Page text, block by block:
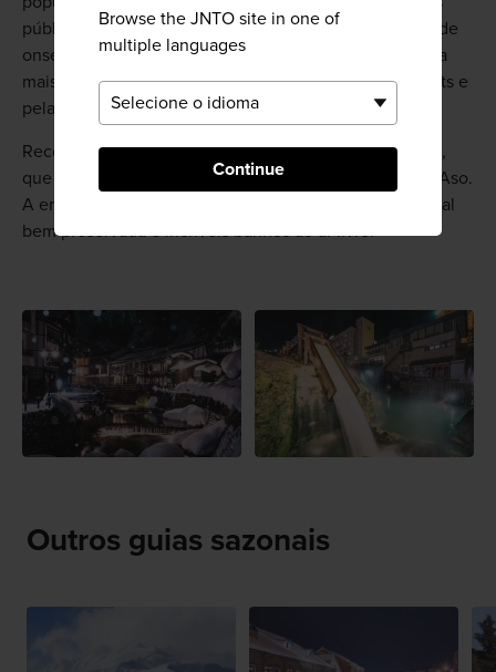
Browse the JNTO site in one of
multiple languages
Continue
públicos. Considerada uma das três melhores regiões de
onsen do país, a experiência nas fontes termais é ainda
mais enriquecedora pela atmosfera divertida dos resorts e
pelas vistas espetaculares do cenário.
Recomenda-se fazer uma visita aoKurokawa Onsen
,
que fica a uma curta viagem do famoso vulcão Monte Aso.
A encantadora cidade revela uma arquitetura tradicional
bem preservada e incríveis banhos ao ar livre.
Outros guias sazonais